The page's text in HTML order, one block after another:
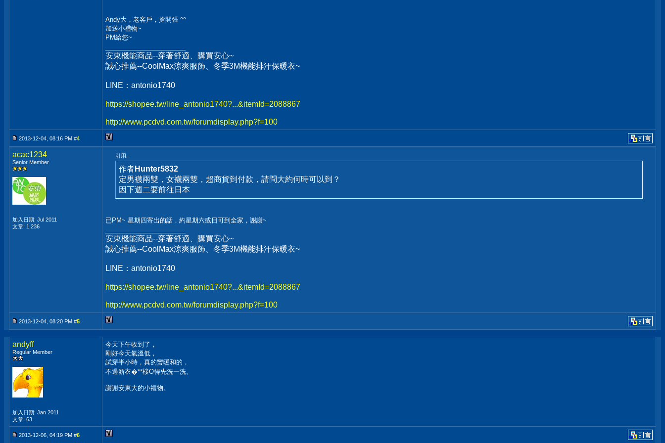
Andy大，老客戶，搶開張 ^^
加送小禮物~
PM給您~
安東機能商品--穿著舒適、購買安心~
誠心推薦--CoolMax涼爽服飾、冬季3M機能排汗保暖衣~
LINE：antonio1740
https://shopee.tw/line_antonio1740?...&itemId=2088867
http://www.pcdvd.com.tw/forumdisplay.php?f=100
2013-12-04, 08:16 PM #4
acac1234
Senior Member
加入日期: Jul 2011
文章: 1,236
引用:
作者Hunter5832
定男襪兩雙，女襪兩雙，超商貨到付款，請問大約何時可以到？
因下週二要前往日本
已PM~ 星期四寄出的話，約星期六或日可到全家，謝謝~
安東機能商品--穿著舒適、購買安心~
誠心推薦--CoolMax涼爽服飾、冬季3M機能排汗保暖衣~
LINE：antonio1740
https://shopee.tw/line_antonio1740?...&itemId=2088867
http://www.pcdvd.com.tw/forumdisplay.php?f=100
2013-12-04, 08:20 PM #5
andyff
Regular Member
加入日期: Jan 2011
文章: 63
今天下午收到了，
剛好今天氣溫低，
試穿半小時，真的蠻暖和的，
不過新衣�**椄O得先洗一洗。
謝謝安東大的小禮物。
2013-12-06, 04:19 PM #6